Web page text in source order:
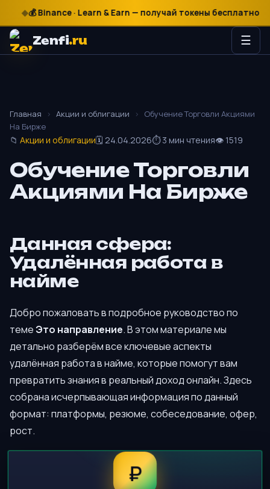
₽
$
€
💰 Binance · Learn & Earn — получай токены бесплатно
Zenfi.ru ☰
Главная › Акции и облигации ›
Обучение Торговли Акциями
На Бирже
📁 Акции и облигации🗓 24.04.2026⏱ 3 мин чтения👁 1519
Обучение Торговли
Акциями На Бирже
Данная сфера:
Удалённая работа в
найме
Добро пожаловать в подробное руководство по
темеЭто направление. В этом материале мы
детально разберём все ключевые аспекты
удалённая работа в найме, которые помогут вам
превратить знания в реальный доход онлайн. Здесь
собрана исчерпывающая информация по данный
формат: платформы, резюме, собеседование, офер,
рост.
₽